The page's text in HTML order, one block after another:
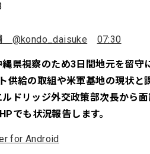
@kondo_daisuke 07:30
県視察のため3日間地元を留守
供給の取組や米軍基地の現状と
ルドリッジ外交政策部次長から
でも状況報告します。
for Android